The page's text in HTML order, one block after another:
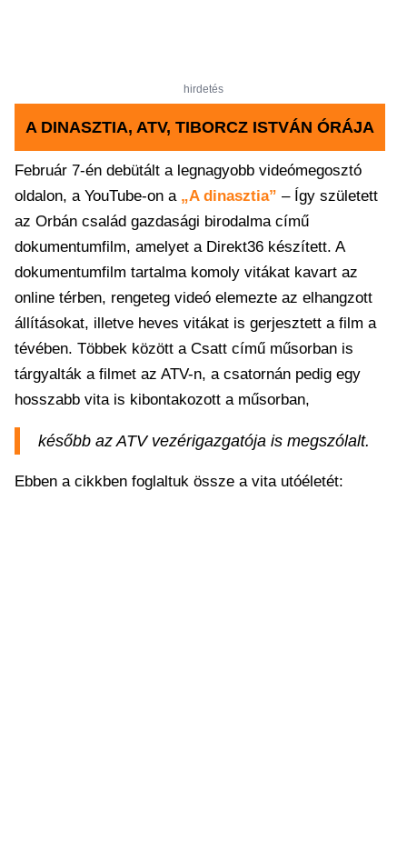
hirdetés
A DINASZTIA, ATV, TIBORCZ ISTVÁN ÓRÁJA
Február 7-én debütált a legnagyobb videómegosztó
oldalon, a YouTube-on a „A dinasztia” – Így született
az Orbán család gazdasági birodalma című
dokumentumfilm, amelyet a Direkt36 készített. A
dokumentumfilm tartalma komoly vitákat kavart az
online térben, rengeteg videó elemezte az elhangzott
állításokat, illetve heves vitákat is gerjesztett a film a
tévében. Többek között a Csatt című műsorban is
tárgyalták a filmet az ATV-n, a csatornán pedig egy
hosszabb vita is kibontakozott a műsorban,
később az ATV vezérigazgatója is megszólalt.
Ebben a cikkben foglaltuk össze a vita utóéletét: